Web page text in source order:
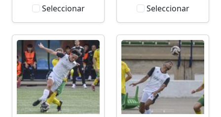
Seleccionar Seleccionar